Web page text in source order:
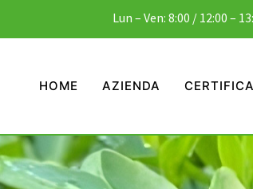
Lun – Ven: 8:00 / 12:00 –
HOME AZIENDA